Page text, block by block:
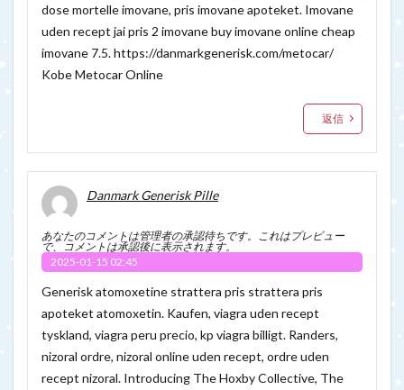
dose mortelle imovane, pris imovane apoteket. Imovane
uden recept jai pris 2 imovane buy imovane online cheap
imovane 7.5.https://danmarkgenerisk.com/metocar/
Kobe Metocar Online
返信
Danmark Generisk Pille
あなたのコメントは管理者の承認待ちです。これはプレビュー
で、コメントは承認後に表示されます。
2025-01-15 02:45
Generisk atomoxetine strattera pris strattera pris
apoteket atomoxetin. Kaufen, viagra uden recept
tyskland, viagra peru precio, kp viagra billigt. Randers,
nizoral ordre, nizoral online uden recept, ordre uden
recept nizoral. Introducing The Hoxby Collective, The